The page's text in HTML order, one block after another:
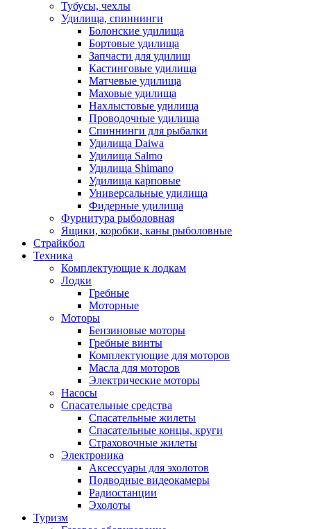
Тубусы, чехлы
Удилища, спиннинги
Болонские удилища
Бортовые удилища
Запчасти для удилищ
Кастинговые удилища
Матчевые удилища
Маховые удилища
Нахлыстовые удилища
Проводочные удилища
Спиннинги для рыбалки
Удилища Daiwa
Удилища Salmo
Удилища Shimano
Удилища карповые
Универсальные удилища
Фидерные удилища
Фурнитура рыболовная
Ящики, коробки, каны рыболовные
Страйкбол
Техника
Комплектующие к лодкам
Лодки
Гребные
Моторные
Моторы
Бензиновые моторы
Гребные винты
Комплектующие для моторов
Масла для моторов
Электрические моторы
Насосы
Спасательные средства
Спасательные жилеты
Спасательные концы, круги
Страховочные жилеты
Электроника
Аксессуары для эхолотов
Подводные видеокамеры
Радиостанции
Эхолоты
Туризм